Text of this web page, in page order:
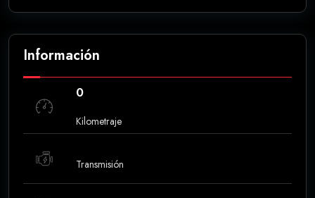
Información
0
Kilometraje
Transmisión